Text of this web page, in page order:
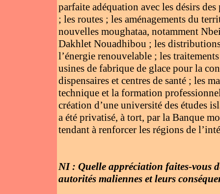
parfaite adéquation avec les désirs
; les routes ; les aménagements du
nouvelles moughataa, notamment
Dakhlet Nouadhibou ; les
l’énergie renouvelable ; les
usines de fabrique de glace pour la
dispensaires et centres de santé ; les
technique et la formation
création d’une université des études
a été privatisé, à tort, par la Banque
tendant à renforcer les régions de
NI : Quelle appréciation faites-vous
autorités maliennes et leurs